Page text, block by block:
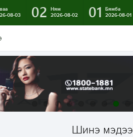
08-03
02
Ням
2026-08-02
01
Бямба
2026-08-01
Шинэ мэдээ